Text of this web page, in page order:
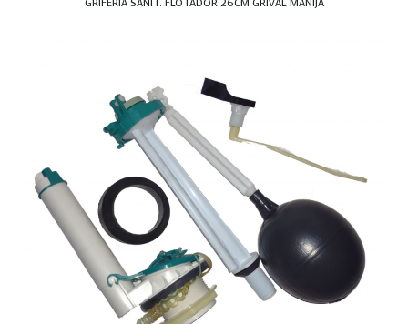
GRIFERIA SANIT. FLOTADOR 26CM GRIVAL MANIJA